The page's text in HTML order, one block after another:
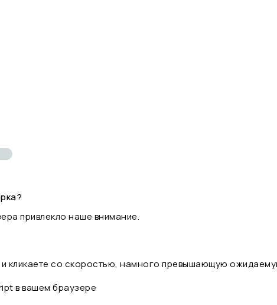
привлекло наше внимание.
кликаете со скоростью, намного превышающую
в вашем браузере